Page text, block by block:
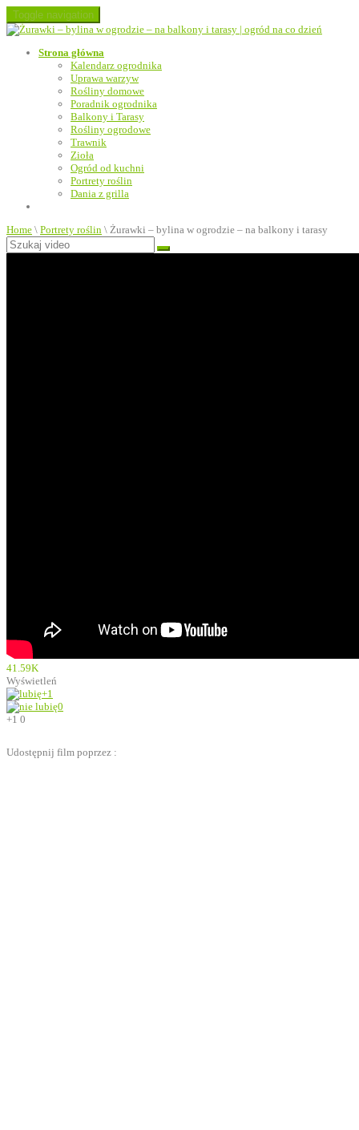
Toggle navigation
Strona główna
Kalendarz ogrodnika
Uprawa warzyw
Rośliny domowe
Poradnik ogrodnika
Balkony i Tarasy
Rośliny ogrodowe
Trawnik
Zioła
Ogród od kuchni
Portrety roślin
Dania z grilla
Home \ Portrety roślin \ Żurawki – bylina w ogrodzie – na balkony i tarasy
41.59K
Wyświetleń
+1
0
+1 0
Udostępnij film poprzez :